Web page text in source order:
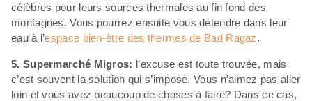
célèbres pour leurs sources thermales au fin fond des
montagnes. Vous pourrez ensuite vous détendre dans leur
eau à l’espace bien-être des thermes de Bad Ragaz.
5. Supermarché Migros: l’excuse est toute trouvée, mais
c’est souvent la solution qui s’impose. Vous n’aimez pas aller
loin et vous avez beaucoup de choses à faire? Dans ce cas,